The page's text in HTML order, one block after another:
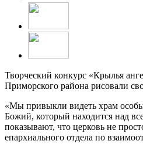
Творческий конкурс «Крылья
Приморского района рисовали
«Мы привыкли видеть храм
Божий, который находится над
показывают, что церковь не
епархиального отдела по